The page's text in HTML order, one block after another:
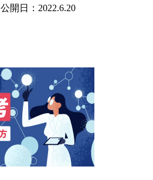
公開日：2022.6.20